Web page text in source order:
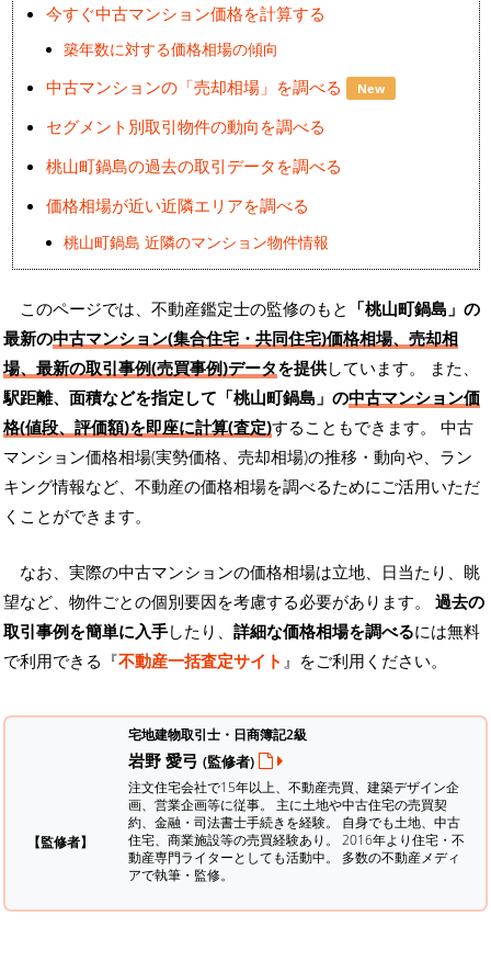
今すぐ中古マンション価格を計算する
築年数に対する価格相場の傾向
中古マンションの「売却相場」を調べる New
セグメント別取引物件の動向を調べる
桃山町鍋島の過去の取引データを調べる
価格相場が近い近隣エリアを調べる
桃山町鍋島 近隣のマンション物件情報
このページでは、不動産鑑定士の監修のもと 「桃山町鍋島」の
最新の中古マンション(集合住宅・共同住宅)価格相場、売却相
場、最新の取引事例(売買事例)データを提供しています。 また、
駅距離、面積などを指定して「桃山町鍋島」の中古マンション価
格(値段、評価額)を即座に計算(査定)することもできます。 中古
マンション価格相場(実勢価格、売却相場)の推移・動向や、ラン
キング情報など、不動産の価格相場を調べるためにご活用いただ
くことができます。
なお、実際の中古マンションの価格相場は立地、日当たり、眺
望など、物件ごとの個別要因を考慮する必要があります。 過去の
取引事例を簡単に入手したり、 詳細な価格相場を調べるには無料
で利用できる『不動産一括査定サイト 』をご利用ください。
【監修者】
宅地建物取引士・日商簿記2級
岩野 愛弓 (監修者)
注文住宅会社で15年以上、不動産売買、建築デザイン企
画、営業企画等に従事。 主に土地や中古住宅の売買契
約、金融・司法書士手続きを経験。 自身でも土地、中古
住宅、商業施設等の売買経験あり。 2016年より住宅・不
動産専門ライターとしても活動中。 多数の不動産メディ
アで執筆・監修。